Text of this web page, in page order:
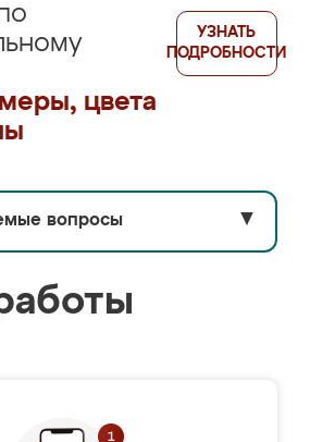
цвета
УЗНАТЬ
ПОДРОБНОСТИ
вопросы ▼